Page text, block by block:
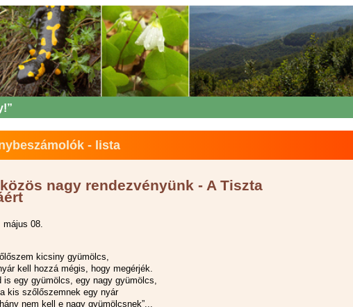
- lista
nagy rendezvényünk - A Tiszta
május 08.
kicsiny gyümölcs,
kell hozzá mégis, hogy megérjék.
is egy gyümölcs, egy nagy gyümölcs,
kis szőlőszemnek egy nyár
nem kell e nagy gyümölcsnek”...